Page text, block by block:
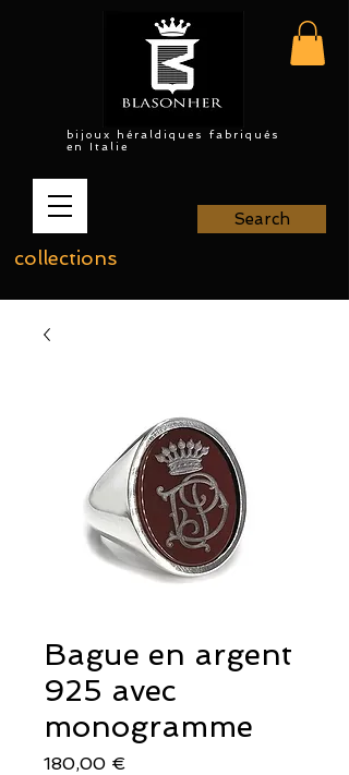
bijoux héraldiques fabriqués
en Italie
collections
Search
Bague en argent
925 avec
monogramme
180,00 €